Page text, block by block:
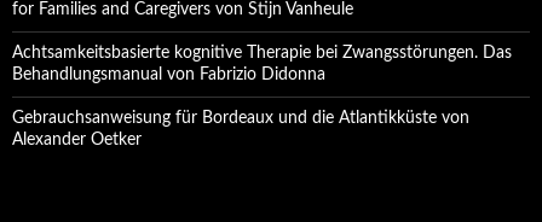
for Families and Caregivers von Stijn Vanheule
Achtsamkeitsbasierte kognitive Therapie bei Zwangsstörungen. Das
Behandlungsmanual von Fabrizio Didonna
Gebrauchsanweisung für Bordeaux und die Atlantikküste von
Alexander Oetker